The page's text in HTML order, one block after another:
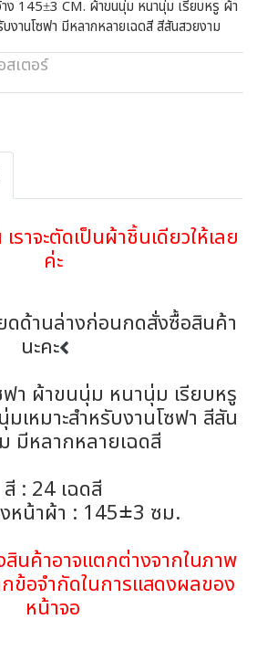
145±3 CM. ผ้าขนนุ่ม หนานุ่ม เรียบหรู ผ้า
งานโซฟา มีหลากหลายเฉดสี สีสันสวยงาม
สเตอร์
ราจะตัดเป็นผ้าชิ้นเดียวให้เลย
ค่ะ
ดด้านล่างก่อนกดสั่งซื้อสินค้า
นะคะ
า ผ้าขนนุ่ม หนานุ่ม เรียบหรู
เหมาะสำหรับงานโซฟา สีสัน
มีหลากหลายเฉดสี
สี : 24 เฉดสี
หน้าผ้า : 145±3 ซม.
นค้าอาจแตกต่างจากในภาพ
ข้อจำกัดในการแสดงผลของ
หน้าจอ